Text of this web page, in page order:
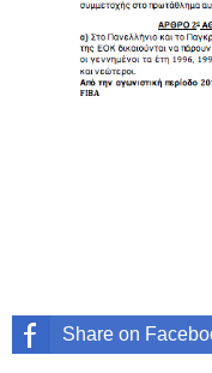
Share on